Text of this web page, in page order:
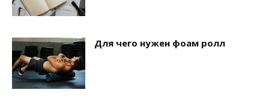
Для чего нужен фоам ролл